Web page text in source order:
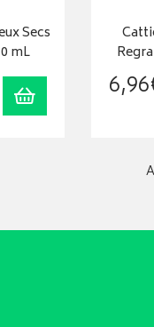
Secs
mL
Ajouter au panier
6,96